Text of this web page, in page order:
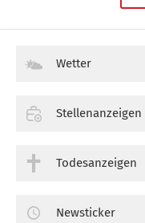
Wetter
Stellenanzeigen
Todesanzeigen
Newsticker